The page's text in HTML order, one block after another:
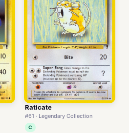
Raticate
#61 · Legendary Collection
C